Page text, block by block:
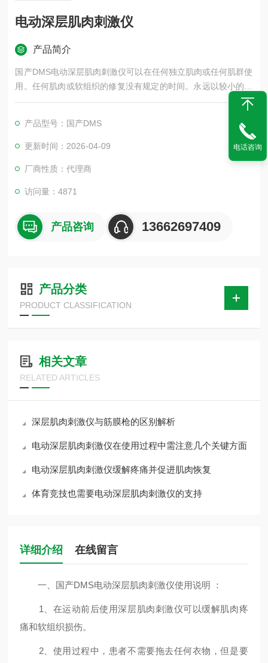
电动深层肌肉刺激仪
产品简介
国产DMS电动深层肌肉刺激仪可以在任何独立肌肉或任何肌群使
用。任何肌肉或软组织的修复没有规定的时间。永远以较小的压
力开始
产品型号：国产DMS
更新时间：2026-04-09
厂商性质：代理商
访问量：4871
产品咨询 13662697409
产品分类
PRODUCT CLASSIFICATION
相关文章
RELATED ARTICLES
深层肌肉刺激仪与筋膜枪的区别解析
电动深层肌肉刺激仪在使用过程中需注意几个关键方面
电动深层肌肉刺激仪缓解疼痛并促进肌肉恢复
体育竞技也需要电动深层肌肉刺激仪的支持
详细介绍 在线留言
一、国产DMS电动深层肌肉刺激仪使用说明 ：
1、在运动前后使用深层肌肉刺激仪可以缓解肌肉疼
痛和软组织损伤。
2、使用过程中，患者不需要拖去任何衣物，但是要
电话咨询